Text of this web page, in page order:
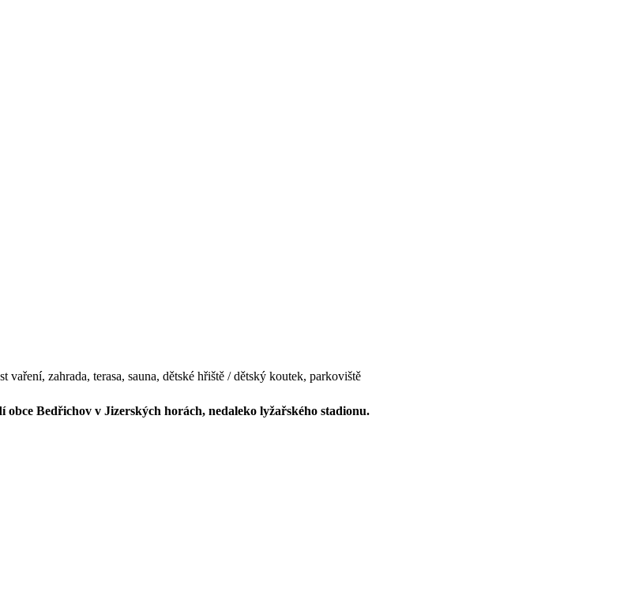
zahrada, terasa, sauna, dětské hřiště / dětský koutek, parkoviště
Bedřichov v Jizerských horách, nedaleko lyžařského stadionu.